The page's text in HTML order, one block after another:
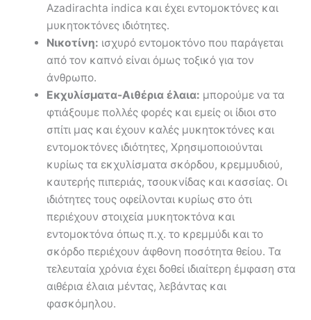
Azadirachta indica και έχει εντομοκτόνες και
μυκητοκτόνες ιδιότητες.
Νικοτίνη: ισχυρό εντομοκτόνο που παράγεται
από τον καπνό είναι όμως τοξικό για τον
άνθρωπο.
Εκχυλίσματα-Αιθέρια έλαια: μπορούμε να τα
φτιάξουμε πολλές φορές και εμείς οι ίδιοι στο
σπίτι μας και έχουν καλές μυκητοκτόνες και
εντομοκτόνες ιδιότητες, Χρησιμοποιούνται
κυρίως τα εκχυλίσματα σκόρδου, κρεμμυδιού,
καυτερής πιπεριάς, τσουκνίδας και κασσίας. Οι
ιδιότητες τους οφείλονται κυρίως στο ότι
περιέχουν στοιχεία μυκητοκτόνα και
εντομοκτόνα όπως π.χ. το κρεμμύδι και το
σκόρδο περιέχουν άφθονη ποσότητα θείου. Τα
τελευταία χρόνια έχει δοθεί ιδιαίτερη έμφαση στα
αιθέρια έλαια μέντας, λεβάντας και
φασκόμηλου.